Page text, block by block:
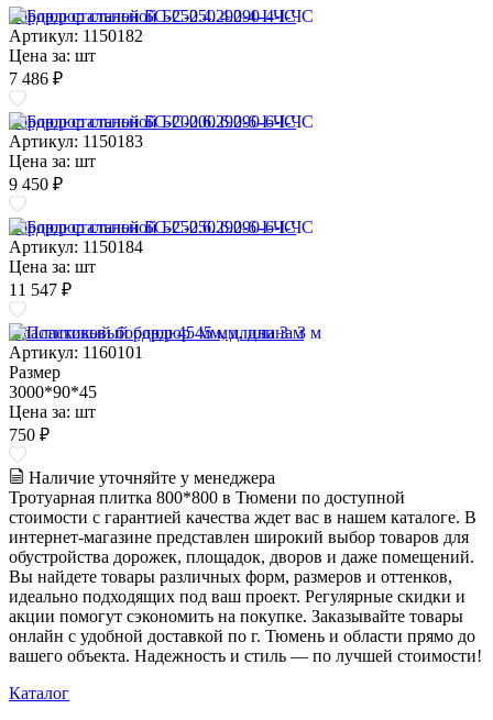
Бордюр стальной БС-250.4.290-4-I-ЧС
Артикул: 1150182
Цена за: шт
7 486 ₽
Бордюр стальной БС-200.6.290-6-I-ЧС
Артикул: 1150183
Цена за: шт
9 450 ₽
Бордюр стальной БС-250.6.290-6-I-ЧС
Артикул: 1150184
Цена за: шт
11 547 ₽
Пластиковый бордюр 45 мм, длина 3 м
Артикул: 1160101
Размер
3000*90*45
Цена за: шт
750 ₽
Наличие уточняйте у менеджера
Тротуарная плитка 800*800 в Тюмени по доступной
стоимости с гарантией качества ждет вас в нашем каталоге. В
интернет-магазине представлен широкий выбор товаров для
обустройства дорожек, площадок, дворов и даже помещений.
Вы найдете товары различных форм, размеров и оттенков,
идеально подходящих под ваш проект. Регулярные скидки и
акции помогут сэкономить на покупке. Заказывайте товары
онлайн с удобной доставкой по г. Тюмень и области прямо до
вашего объекта. Надежность и стиль — по лучшей стоимости!
Каталог